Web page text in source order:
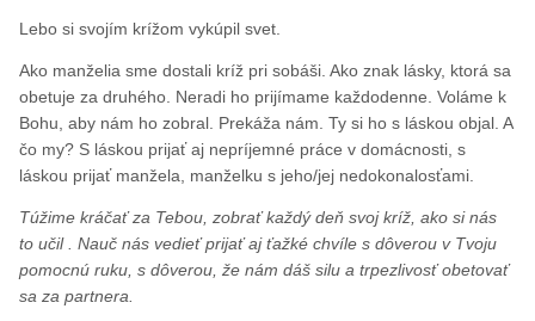
Lebo si svojím krížom vykúpil svet.
Ako manželia sme dostali kríž pri sobáši. Ako znak lásky, ktorá sa
obetuje za druhého. Neradi ho prijímame každodenne. Voláme k
Bohu, aby nám ho zobral. Prekáža nám. Ty si ho s láskou objal. A
čo my? S láskou prijať aj nepríjemné práce v domácnosti, s
láskou prijať manžela, manželku s jeho/jej nedokonalosťami.
Túžime kráčať za Tebou, zobrať každý deň svoj kríž, ako si nás
to učil . Nauč nás vedieť prijať aj ťažké chvíle s dôverou v Tvoju
pomocnú ruku, s dôverou, že nám dáš silu a trpezlivosť obetovať
sa za partnera.